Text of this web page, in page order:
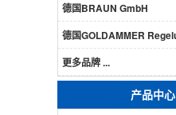
德国BRAUN GmbH
更多品牌 ...
产品中心